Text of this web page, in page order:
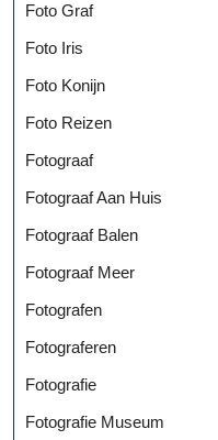
Foto Graf
Foto Iris
Foto Konijn
Foto Reizen
Fotograaf
Fotograaf Aan Huis
Fotograaf Balen
Fotograaf Meer
Fotografen
Fotograferen
Fotografie
Fotografie Museum